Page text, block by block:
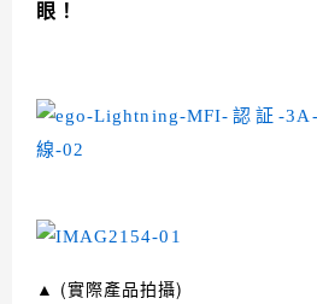
眼！
▲ (實際產品拍攝)